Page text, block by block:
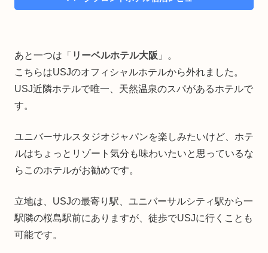
あと一つは「 リーベルホテル大阪 」。
こちらはUSJのオフィシャルホテルから外れました。
USJ近隣ホテルで唯一、天然温泉のスパがあるホテルで
す。
ユニバーサルスタジオジャパンを楽しみたいけど、ホテ
ルはちょっとリゾート気分も味わいたいと思っているな
らこのホテルがお勧めです。
立地は、USJの最寄り駅、ユニバーサルシティ駅から一
駅隣の桜島駅前にありますが、徒歩でUSJに行くことも
可能です。